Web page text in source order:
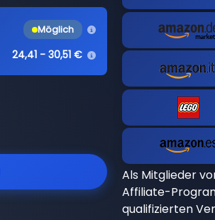
Möglich
24,41 - 30,51 €
Als Mitglieder
Affiliate-
qualifizierten